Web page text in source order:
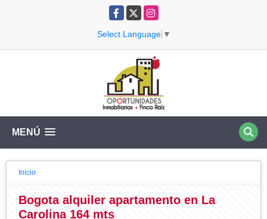
Facebook
X Instagram
Select Language ▼
MENÚ
Inicio
Bogota alquiler apartamento en La
Carolina 164 mts